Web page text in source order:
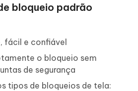
bloqueio padrão
fácil e confiável
o bloqueio sem
de segurança
tipos de bloqueios de tela: